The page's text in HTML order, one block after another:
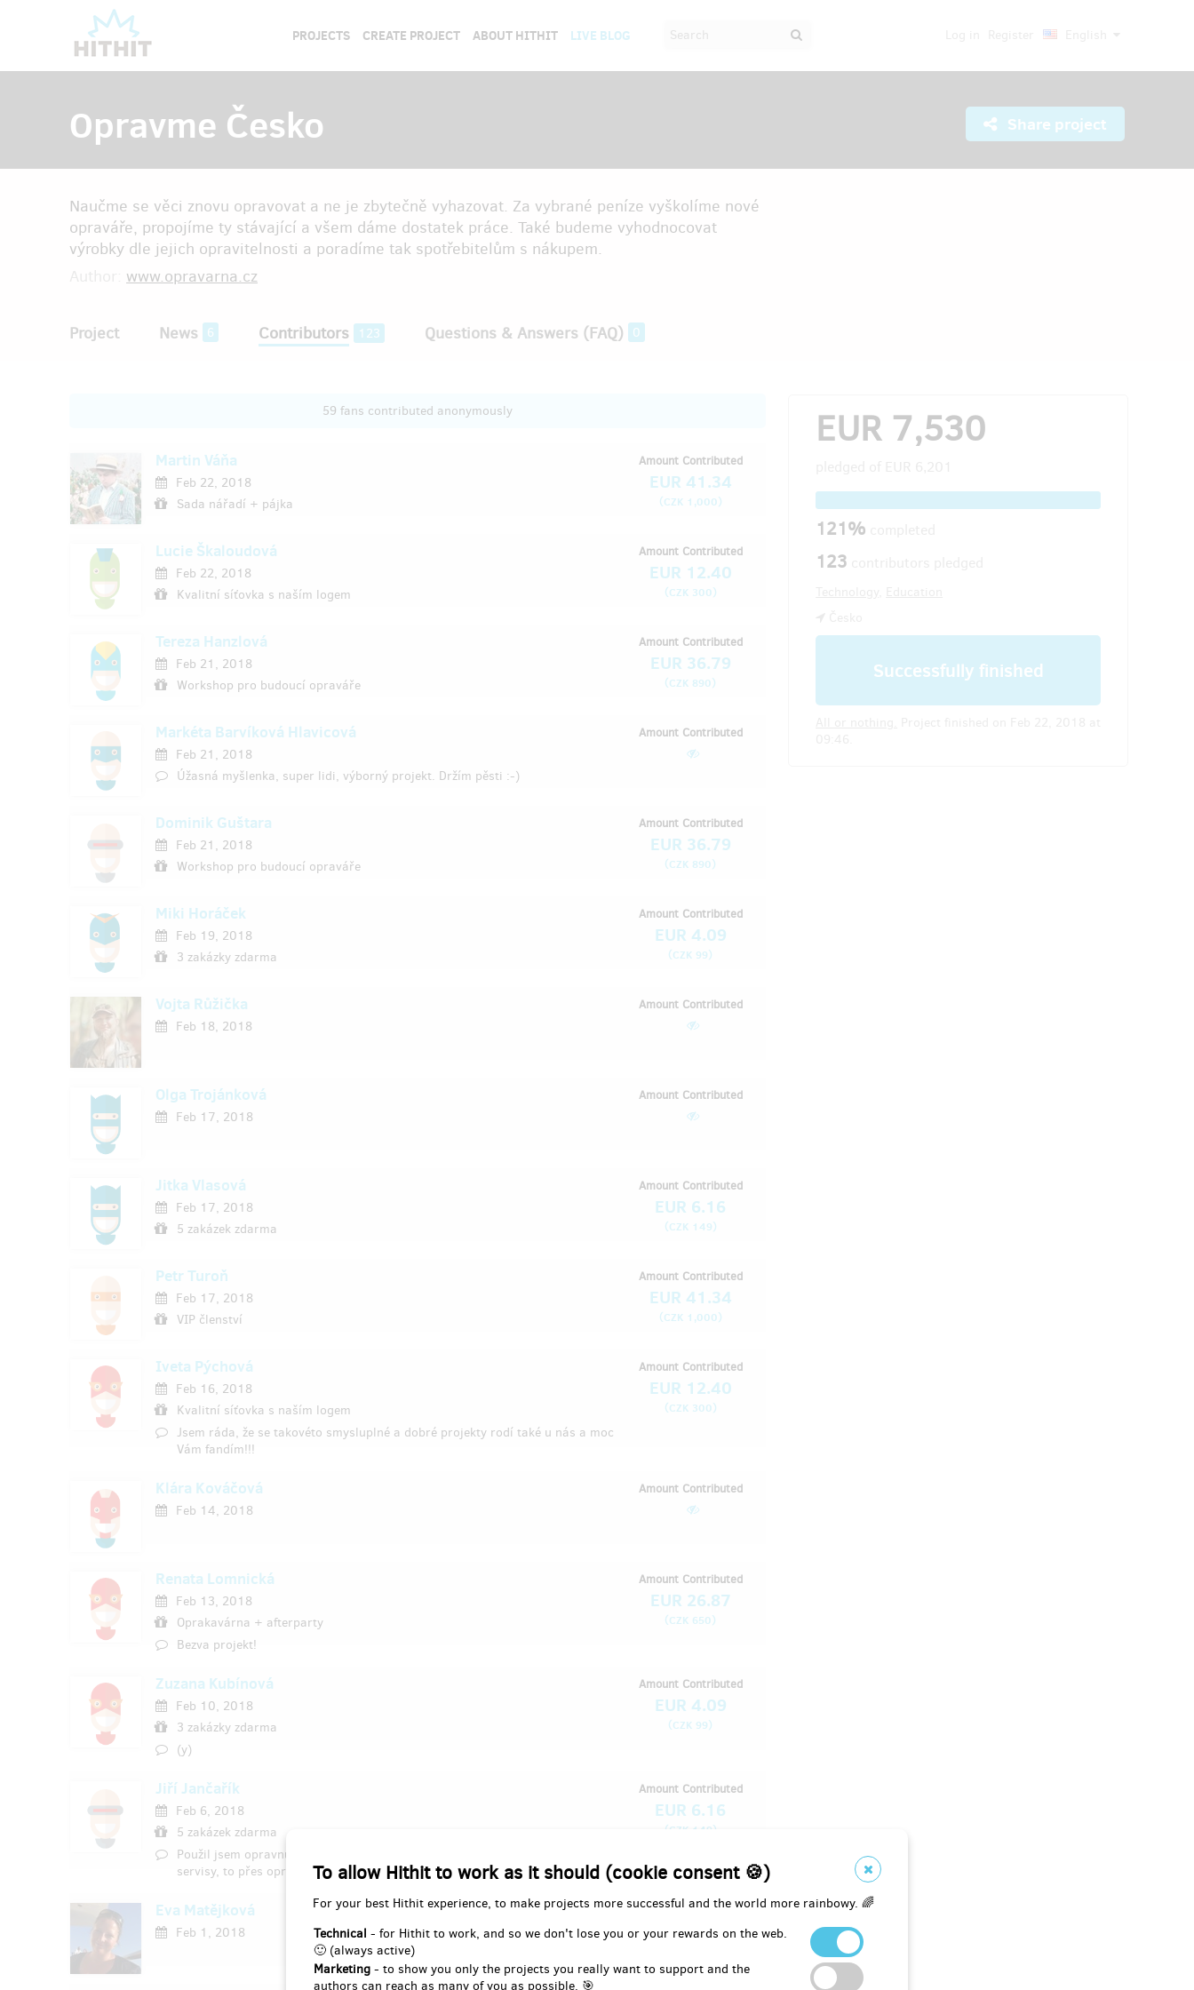
To allow Hithit to work as it should (cookie consent 🍪)
For your best Hithit experience, to make projects more successful and the world more rainbowy. 🌈
Technical - for Hithit to work, and so we don't lose you or your rewards on the web.
🙂 (always active)
Marketing - to show you only the projects you really want to support and the
authors can reach as many of you as possible. 🎯
PROJECTS CREATE PROJECT ABOUT HITHIT LIVE BLOG
Opravme Česko Share project
Naučme se věci znovu opravovat a ne je zbytečně vyhazovat. Za vybrané peníze vyškolíme nové
opraváře, propojíme ty stávající a všem dáme dostatek práce. Také budeme vyhodnocovat
výrobky dle jejich opravitelnosti a poradíme tak spotřebitelům s nákupem.
www.opravarna.cz
Project News 6 Contributors 123 Questions & Answers (FAQ) 0
59 fans contributed anonymously
Martin Váňa
Feb 22, 2018
Sada nářadí + pájka
Amount Contributed
EUR 41.34
(CZK 1,000)
Lucie Škaloudová
Feb 22, 2018
Kvalitní síťovka s naším logem
Amount Contributed
EUR 12.40
(CZK 300)
Tereza Hanzlová
Feb 21, 2018
Workshop pro budoucí opraváře
Amount Contributed
EUR 36.79
(CZK 890)
Markéta Barvíková Hlavicová
Feb 21, 2018
Úžasná myšlenka, super lidi, výborný projekt. Držím pěsti :-)
Amount Contributed
Dominik Guštara
Feb 21, 2018
Workshop pro budoucí opraváře
Amount Contributed
EUR 36.79
(CZK 890)
Miki Horáček
Feb 19, 2018
3 zakázky zdarma
Amount Contributed
EUR 4.09
(CZK 99)
Vojta Růžička
Feb 18, 2018
Amount Contributed
Olga Trojánková
Feb 17, 2018
Amount Contributed
Jitka Vlasová
Feb 17, 2018
5 zakázek zdarma
Amount Contributed
EUR 6.16
(CZK 149)
Petr Turoň
Feb 17, 2018
VIP členství
Amount Contributed
EUR 41.34
(CZK 1,000)
Iveta Pýchová
Feb 16, 2018
Kvalitní síťovka s naším logem
Jsem ráda, že se takovéto smysluplné a dobré projekty rodí také u nás a moc
Vám fandím!!!
Amount Contributed
EUR 12.40
(CZK 300)
Klára Kováčová
Feb 14, 2018
Amount Contributed
Renata Lomnická
Feb 13, 2018
Oprakavárna + afterparty
Bezva projekt!
Amount Contributed
EUR 26.87
(CZK 650)
Zuzana Kubínová
Feb 10, 2018
3 zakázky zdarma
(y)
Amount Contributed
EUR 4.09
(CZK 99)
Jiří Jančařík
Feb 6, 2018
5 zakázek zdarma
Použil jsem opravnu 1x a byl jsem spokojen. Co se nedařilo přes standardní
servisy, to přes opravnu bylo možné. Díky. JJ
Amount Contributed
EUR 6.16
(CZK 149)
Eva Matějková
Feb 1, 2018
Amount Contributed
EUR 7,530
121%
123
Successfully finished